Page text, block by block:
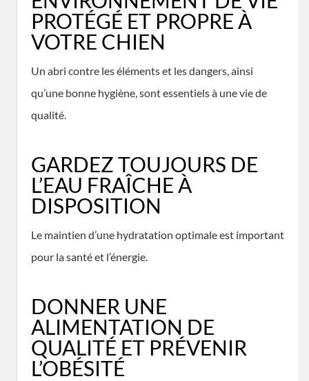
PROTÉGÉ ET PROPRE À
VOTRE CHIEN
Un abri contre les éléments et les dangers, ainsi
qu’une bonne hygiène, sont essentiels à une vie de
qualité.
GARDEZ TOUJOURS DE
L’EAU FRAÎCHE À
DISPOSITION
Le maintien d’une hydratation optimale est important
pour la santé et l’énergie.
DONNER UNE
ALIMENTATION DE
QUALITÉ ET PRÉVENIR
L’OBÉSITÉ